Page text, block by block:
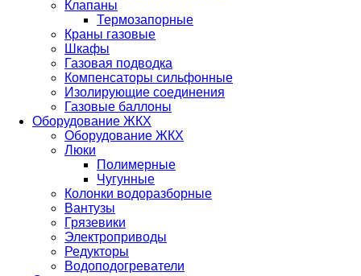
Клапаны
Термозапорные
Краны газовые
Шкафы
Газовая подводка
Компенсаторы сильфонные
Изолирующие соединения
Газовые баллоны
Оборудование ЖКХ
Оборудование ЖКХ
Люки
Полимерные
Чугунные
Колонки водоразборные
Вантузы
Грязевики
Электроприводы
Редукторы
Водоподогреватели